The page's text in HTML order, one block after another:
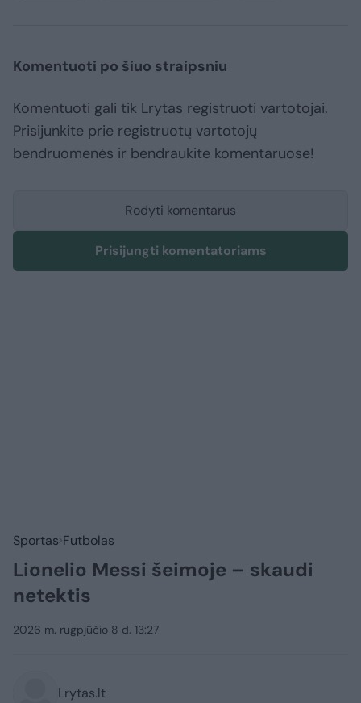
Komentuoti po šiuo straipsniu
Komentuoti gali tik Lrytas registruoti vartotojai.
Prisijunkite prie registruotų vartotojų
bendruomenės ir bendraukite komentaruose!
Rodyti komentarus
Prisijungti komentatoriams
Sportas Futbolas
Lionelio Messi šeimoje – skaudi
netektis
2026 m. rugpjūčio 8 d. 13:27
Lrytas.lt